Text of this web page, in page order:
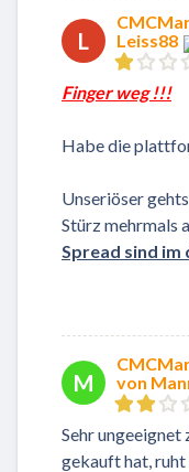
L
Leiss88
Finger weg !!!
Habe die
Unseriöser
Stürz mehrmals
Spread sind
M
von
Sehr ungeeignet
gekauft hat, ruht